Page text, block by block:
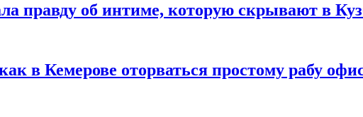
правду об интиме, которую скрывают в
в Кемерове оторваться простому рабу